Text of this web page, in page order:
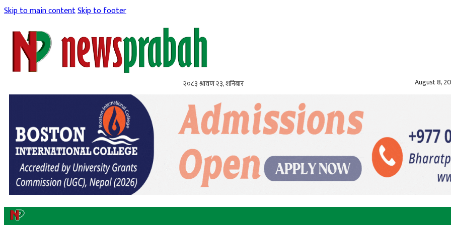
Skip to main contentSkip to footer
२०८३ श्रावण २३, शनिबार August 8,